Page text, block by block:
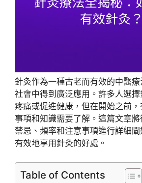
針灸作為一種古老而有效的中醫
社會中得到廣泛應用。許多人選
疼痛或促進健康，但在開始之前
事項和知識需要了解。這篇文章將
禁忌、頻率和注意事項進行詳細
有效地享用針灸的好處。
Table of Contents